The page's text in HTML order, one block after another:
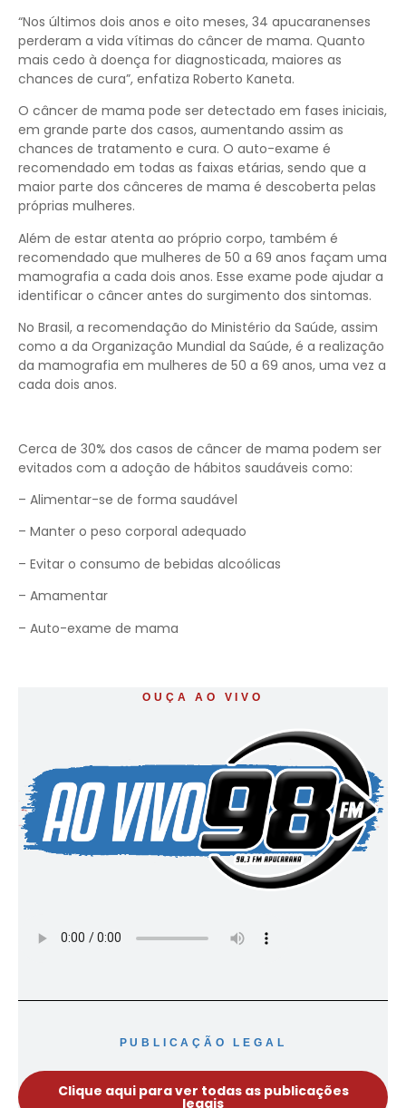
“Nos últimos dois anos e oito meses, 34 apucaranenses
perderam a vida vítimas do câncer de mama. Quanto
mais cedo à doença for diagnosticada, maiores as
chances de cura”, enfatiza Roberto Kaneta.
O câncer de mama pode ser detectado em fases iniciais,
em grande parte dos casos, aumentando assim as
chances de tratamento e cura. O auto-exame é
recomendado em todas as faixas etárias, sendo que a
maior parte dos cânceres de mama é descoberta pelas
próprias mulheres.
Além de estar atenta ao próprio corpo, também é
recomendado que mulheres de 50 a 69 anos façam uma
mamografia a cada dois anos. Esse exame pode ajudar a
identificar o câncer antes do surgimento dos sintomas.
No Brasil, a recomendação do Ministério da Saúde, assim
como a da Organização Mundial da Saúde, é a realização
da mamografia em mulheres de 50 a 69 anos, uma vez a
cada dois anos.
Cerca de 30% dos casos de câncer de mama podem ser
evitados com a adoção de hábitos saudáveis como:
– Alimentar-se de forma saudável
– Manter o peso corporal adequado
– Evitar o consumo de bebidas alcoólicas
– Amamentar
– Auto-exame de mama
OUÇA AO VIVO
PUBLICAÇÃO LEGAL
Clique aqui para ver todas as publicações
legais